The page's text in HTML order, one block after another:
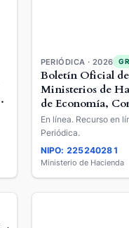
PERIÓDICA · 2026
Boletín Oficial de
Ministerios de
de Economía,
Empresa
En línea. Recurso en
Periódica.
NIPO: 225240281
Ministerio de Hacienda